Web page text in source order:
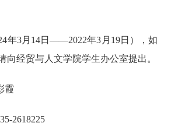
年3月14日——2022年3月19日），如
向经贸与人文学院学生办公室提出。
霞
2618225